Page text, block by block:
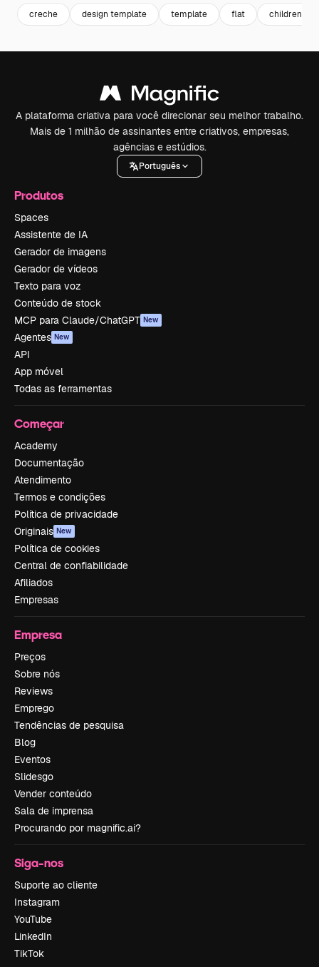
creche design template template flat children
A plataforma criativa para você direcionar seu melhor trabalho.
Mais de 1 milhão de assinantes entre criativos, empresas,
agências e estúdios.
Português
Produtos
Spaces
Assistente de IA
Gerador de imagens
Gerador de vídeos
Texto para voz
Conteúdo de stock
MCP para Claude/ChatGPT New
Agentes New
API
App móvel
Todas as ferramentas
Começar
Academy
Documentação
Atendimento
Termos e condições
Política de privacidade
Originais New
Política de cookies
Central de confiabilidade
Afiliados
Empresas
Empresa
Preços
Sobre nós
Reviews
Emprego
Tendências de pesquisa
Blog
Eventos
Slidesgo
Vender conteúdo
Sala de imprensa
Procurando por magnific.ai?
Siga-nos
Suporte ao cliente
Instagram
YouTube
LinkedIn
TikTok